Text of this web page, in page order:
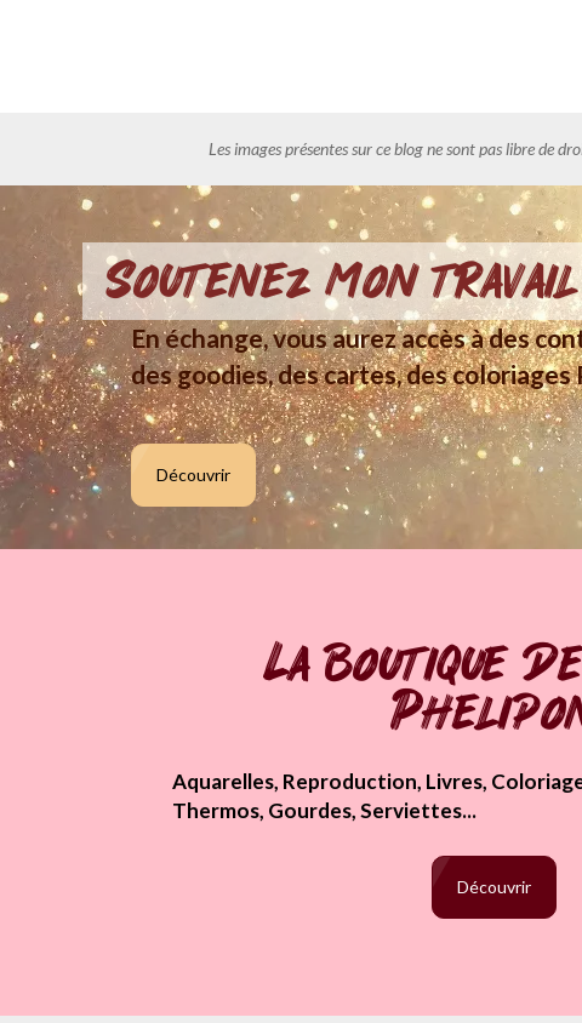
Les images présentes sur ce blog ne sont pas libre de
Soutenez mon
En échange, vous aurez accès à des
des goodies, des cartes, des coloriages
Découvrir
La boutique
Aquarelles, Reproduction, Livres,
Thermos, Gourdes, Serviettes...
Découvrir